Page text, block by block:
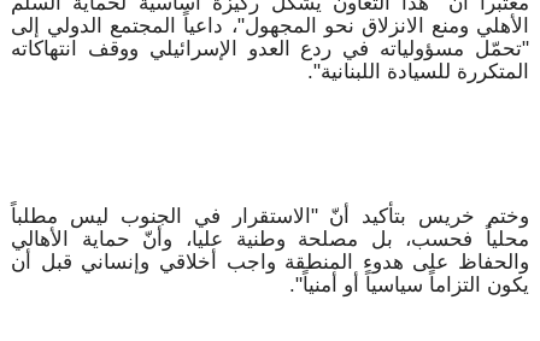
الأهلي ومنع الانزلاق نحو المجهول"، داعياً المجتمع الدولي إلى
"تحمّل مسؤولياته في ردع العدو الإسرائيلي ووقف انتهاكاته
المتكررة للسيادة اللبنانية".
وختم خريس بتأكيد أنّ "الاستقرار في الجنوب ليس مطلباً
محلياً فحسب، بل مصلحة وطنية عليا، وأنّ حماية الأهالي
والحفاظ على هدوء المنطقة واجب أخلاقي وإنساني قبل أن
يكون التزاماً سياسياً أو أمنياً".